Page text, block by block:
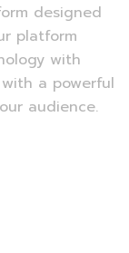
designed
platform
with
a powerful
audience.